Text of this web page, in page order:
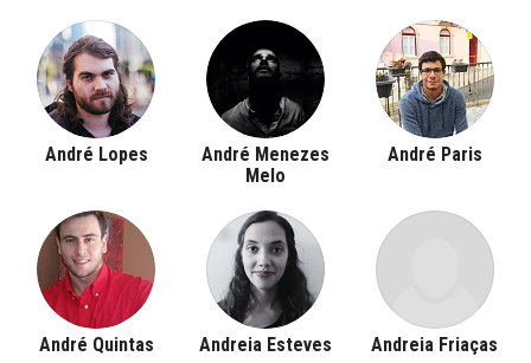
André Lopes
André Menezes
Melo
André Paris
André Quintas Andreia Esteves Andreia Friaças